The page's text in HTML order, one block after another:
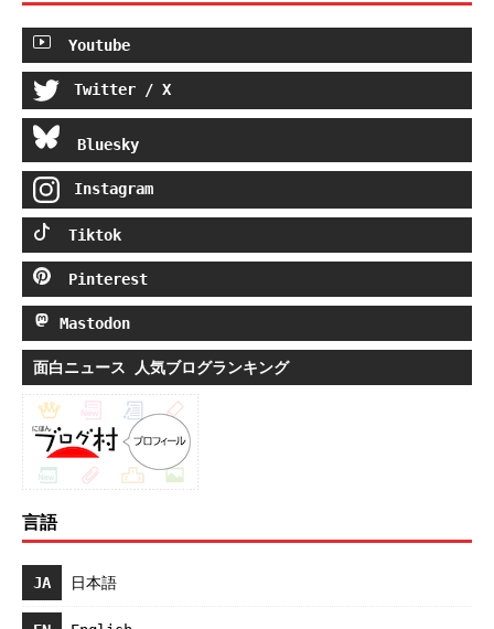
Youtube
Twitter / X
Bluesky
Instagram
Tiktok
Pinterest
Mastodon
面白ニュース 人気ブログランキング
言語
JA 日本語